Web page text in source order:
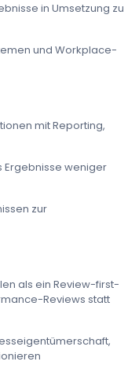
in Umsetzung zu
und Workplace-
mit Reporting,
Ergebnisse weniger
zur
als ein Review-first-
Reviews statt